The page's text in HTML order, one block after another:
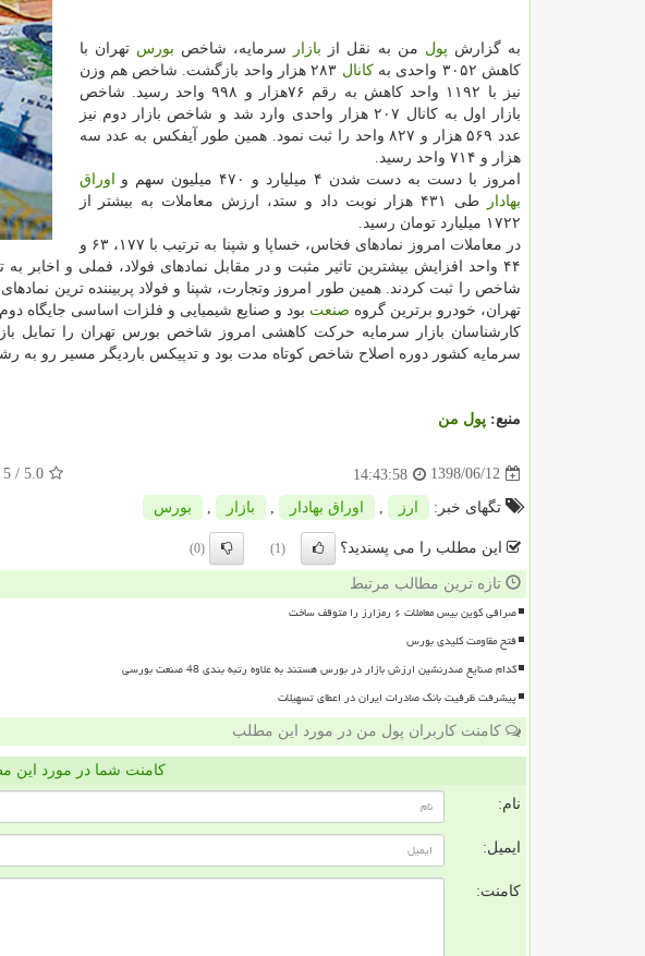
به گزارش پول من به نقل از بازار سرمایه، شاخص بورس تهران با
كاهش ۳۰۵۲ واحدی به
كانال
۲۸۳ هزار واحد بازگشت. شاخص هم وزن
نیز با ۱۱۹۲ واحد كاهش به رقم ۷۶هزار و ۹۹۸ واحد رسید. شاخص
بازار اول به كانال ۲۰۷ هزار واحدی وارد شد و شاخص بازار دوم نیز
عدد ۵۶۹ هزار و ۸۲۷ واحد را ثبت نمود. همین طور آیفكس به عدد سه
هزار و ۷۱۴ واحد رسید.
امروز با دست به دست شدن ۴ میلیارد و ۴۷۰ میلیون سهم و
اوراق
بهادار
طی ۴۳۱ هزار نوبت داد و ستد، ارزش معاملات به بیشتر از
۱۷۲۲ میلیارد تومان رسید.
در معاملات امروز نمادهای فخاس، خساپا و شپنا به ترتیب با ۱۷۷، ۶۳ و
شاخص را ثبت كردند. همین طور امروز وتجارت، شپنا و فولاد پربیننده ترین
تهران، خودرو برترین گروه صنعت بود و صنایع شیمیایی و فلزات اساسی جایگاه
كارشناسان بازار سرمایه حركت كاهشی امروز شاخص بورس تهران را تمایل
سرمایه كشور دوره اصلاح شاخص كوتاه مدت بود و تدپیكس باردیگر مسیر رو به
منبع: پول من
1398/06/12
14:43:58
5.0
/ 5
تگهای خبر: ارز اوراق بهادار بازار بورس
این مطلب را می پسندید؟ (1)
(0)
تازه ترین مطالب مرتبط
صرافی کوین بیس معاملات ۶ رمزارز را متوقف ساخت
فتح مقاومت کلیدی بورس
کدام صنایع صدرنشین ارزش بازار در بورس هستند به علاوه رتبه بندی 48 صنعت بورسی
پیشرفت ظرفیت بانک صادرات ایران در اعطای تسهیلات
کامنت کاربران پول من در مورد این مطلب
کامنت شما در مورد این
نام:
ایمیل:
کامنت: